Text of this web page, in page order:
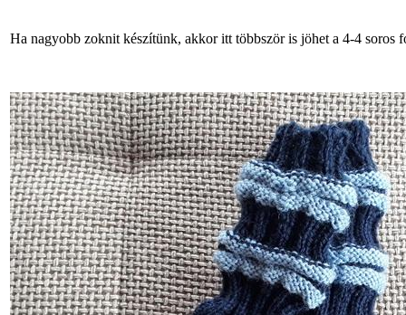
Ha nagyobb zoknit készítünk, akkor itt többször is jöhet a 4-4 soros